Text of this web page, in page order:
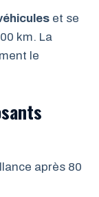
et se
km. La
le
après 80